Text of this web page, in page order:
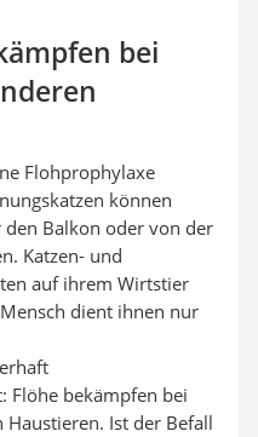
bei
Flohprophylaxe
können
den Balkon oder von der
Katzen- und
auf ihrem Wirtstier
dient ihnen nur
Flöhe bekämpfen bei
Haustieren. Ist der Befall